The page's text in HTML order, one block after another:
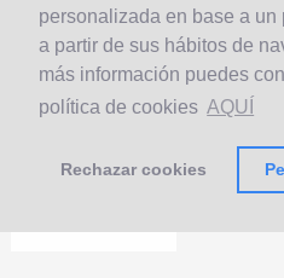
personalizada en base a un
a partir de sus hábitos de
más información puedes
política de cookies AQUÍ
Rechazar cookies